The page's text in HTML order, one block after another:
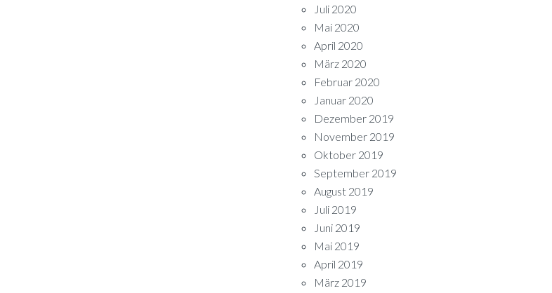
Juli 2020
Mai 2020
April 2020
März 2020
Februar 2020
Januar 2020
Dezember 2019
November 2019
Oktober 2019
September 2019
August 2019
Juli 2019
Juni 2019
Mai 2019
April 2019
März 2019